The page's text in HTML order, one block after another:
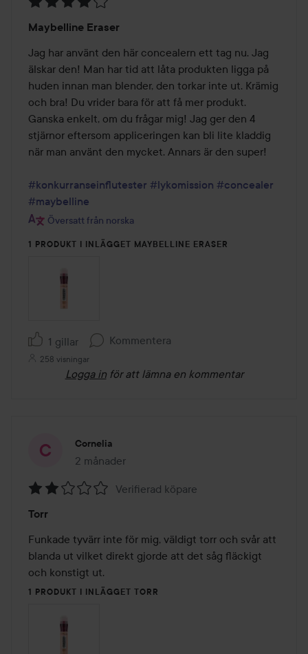
4
av
5
Maybelline Eraser
Jag har använt den här concealern ett tag nu. Jag
älskar den! Man har tid att låta produkten ligga på
huden innan man blender, den torkar inte ut. Krämig
och bra! Du vrider bara för att få mer produkt.
Ganska enkelt, om du frågar mig! Jag ger den 4
stjärnor eftersom appliceringen kan bli lite kladdig
när man använt den mycket. Annars är den super!
#konkurranseinflutester #lykomission #concealer
#maybelline
Översatt från norska
1 PRODUKT I INLÄGGET MAYBELLINE ERASER
1 gillar Kommentera
258 visningar
Logga in för att lämna en kommentar
Cornelia
2 månader
Inlägget skapades 2 månader
2
av
5
Verifierad köpare
Torr
Funkade tyvärr inte för mig, väldigt torr och svår att
blanda ut vilket direkt gjorde att det såg fläckigt
och konstigt ut.
1 PRODUKT I INLÄGGET TORR